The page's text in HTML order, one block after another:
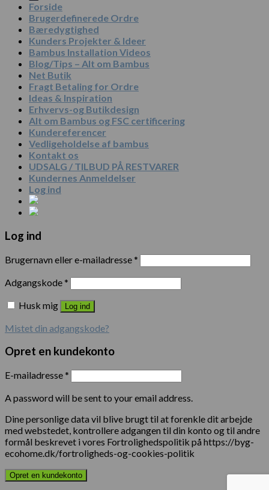
Forside
Brugerdefinerede Ordre
Bæredygtighed
Kunders Projekter & Ideer
Bambus Installation Videos
Blog/Tips – Alt om Bambus
Net Butik
Fragt Betaling for Ordre
Ideas & Inspiration
Erhvervs-og Butikdesign
Alt om Bambus og FSC certificering
Kundereferencer
Vedligeholdelse af bambus
Kontakt os
UDSALG / TILBUD PÅ RESTVARER
Kundernes Anmeldelser
Log ind
Log ind
Brugernavn eller e-mailadresse*
Adgangskode*
Husk mig
Log ind
Mistet din adgangskode?
Opret en kundekonto
E-mailadresse*
A password will be sent to your email address.
Dine personlige data vil blive brugt til at forenkle dit arbejde
med webstedet, kontrollere adgangen til din konto og til andre
formål beskrevet i vores Fortrolighedspolitik på https://byg-
ecohome.dk/fortroligheds-og-cookies-politik
Opret en kundekonto